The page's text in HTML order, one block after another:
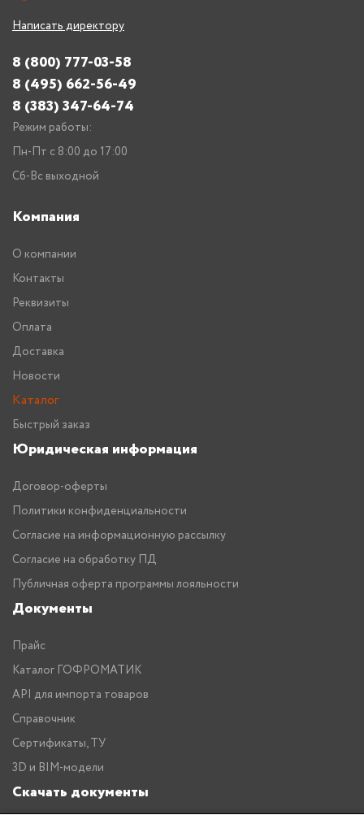
Написать директору
8 (800) 777-03-58
8 (495) 662-56-49
8 (383) 347-64-74
Режим работы:
Пн-Пт с 8:00 до 17:00
Сб-Вс выходной
Компания
О компании
Контакты
Реквизиты
Оплата
Доставка
Новости
Каталог
Быстрый заказ
Юридическая информация
Договор-оферты
Политики конфиденциальности
Согласие на информационную рассылку
Согласие на обработку ПД
Публичная оферта программы лояльности
Документы
Прайс
Каталог ГОФРОМАТИК
API для импорта товаров
Справочник
Сертификаты, ТУ
3D и BIM-модели
Скачать документы